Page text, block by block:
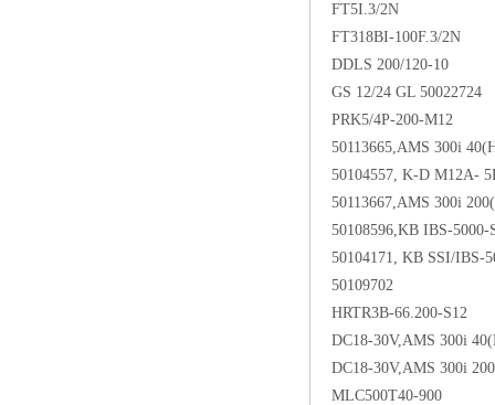
FT5I.3/2N
FT318BI-100F.3/2N
DDLS 200/120-10
GS 12/24 GL 50022724
PRK5/4P-200-M12
50113665,AMS 300i
50104557, K-D M12A-
50113667,AMS 300i
50108596,KB IBS-5000-
50104171, KB SSI/IBS-
50109702
HRTR3B-66.200-S12
DC18-30V,AMS 300i
DC18-30V,AMS 300i
MLC500T40-900